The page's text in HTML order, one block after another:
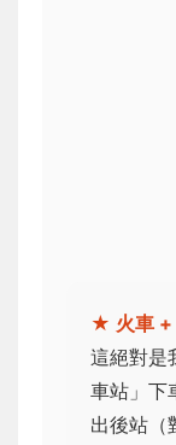
★ 火車 +
這絕對是
車站」下
出後站（